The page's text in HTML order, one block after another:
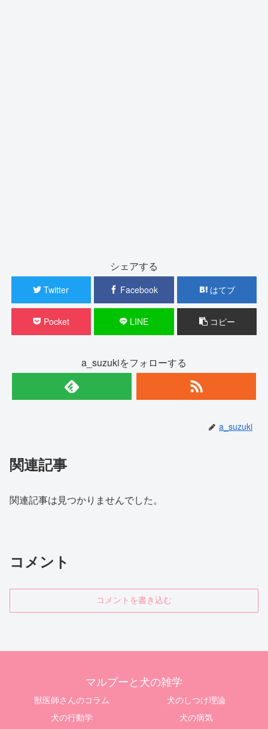
シェアする
Twitter Facebook はてブ
Pocket LINE コピー
a_suzukiをフォローする
a_suzuki
関連記事
関連記事は見つかりませんでした。
コメント
コメントを書き込む
マルプーと犬の雑学
獣医師さんのコラム
犬のしつけ理論
犬の行動学
犬の病気